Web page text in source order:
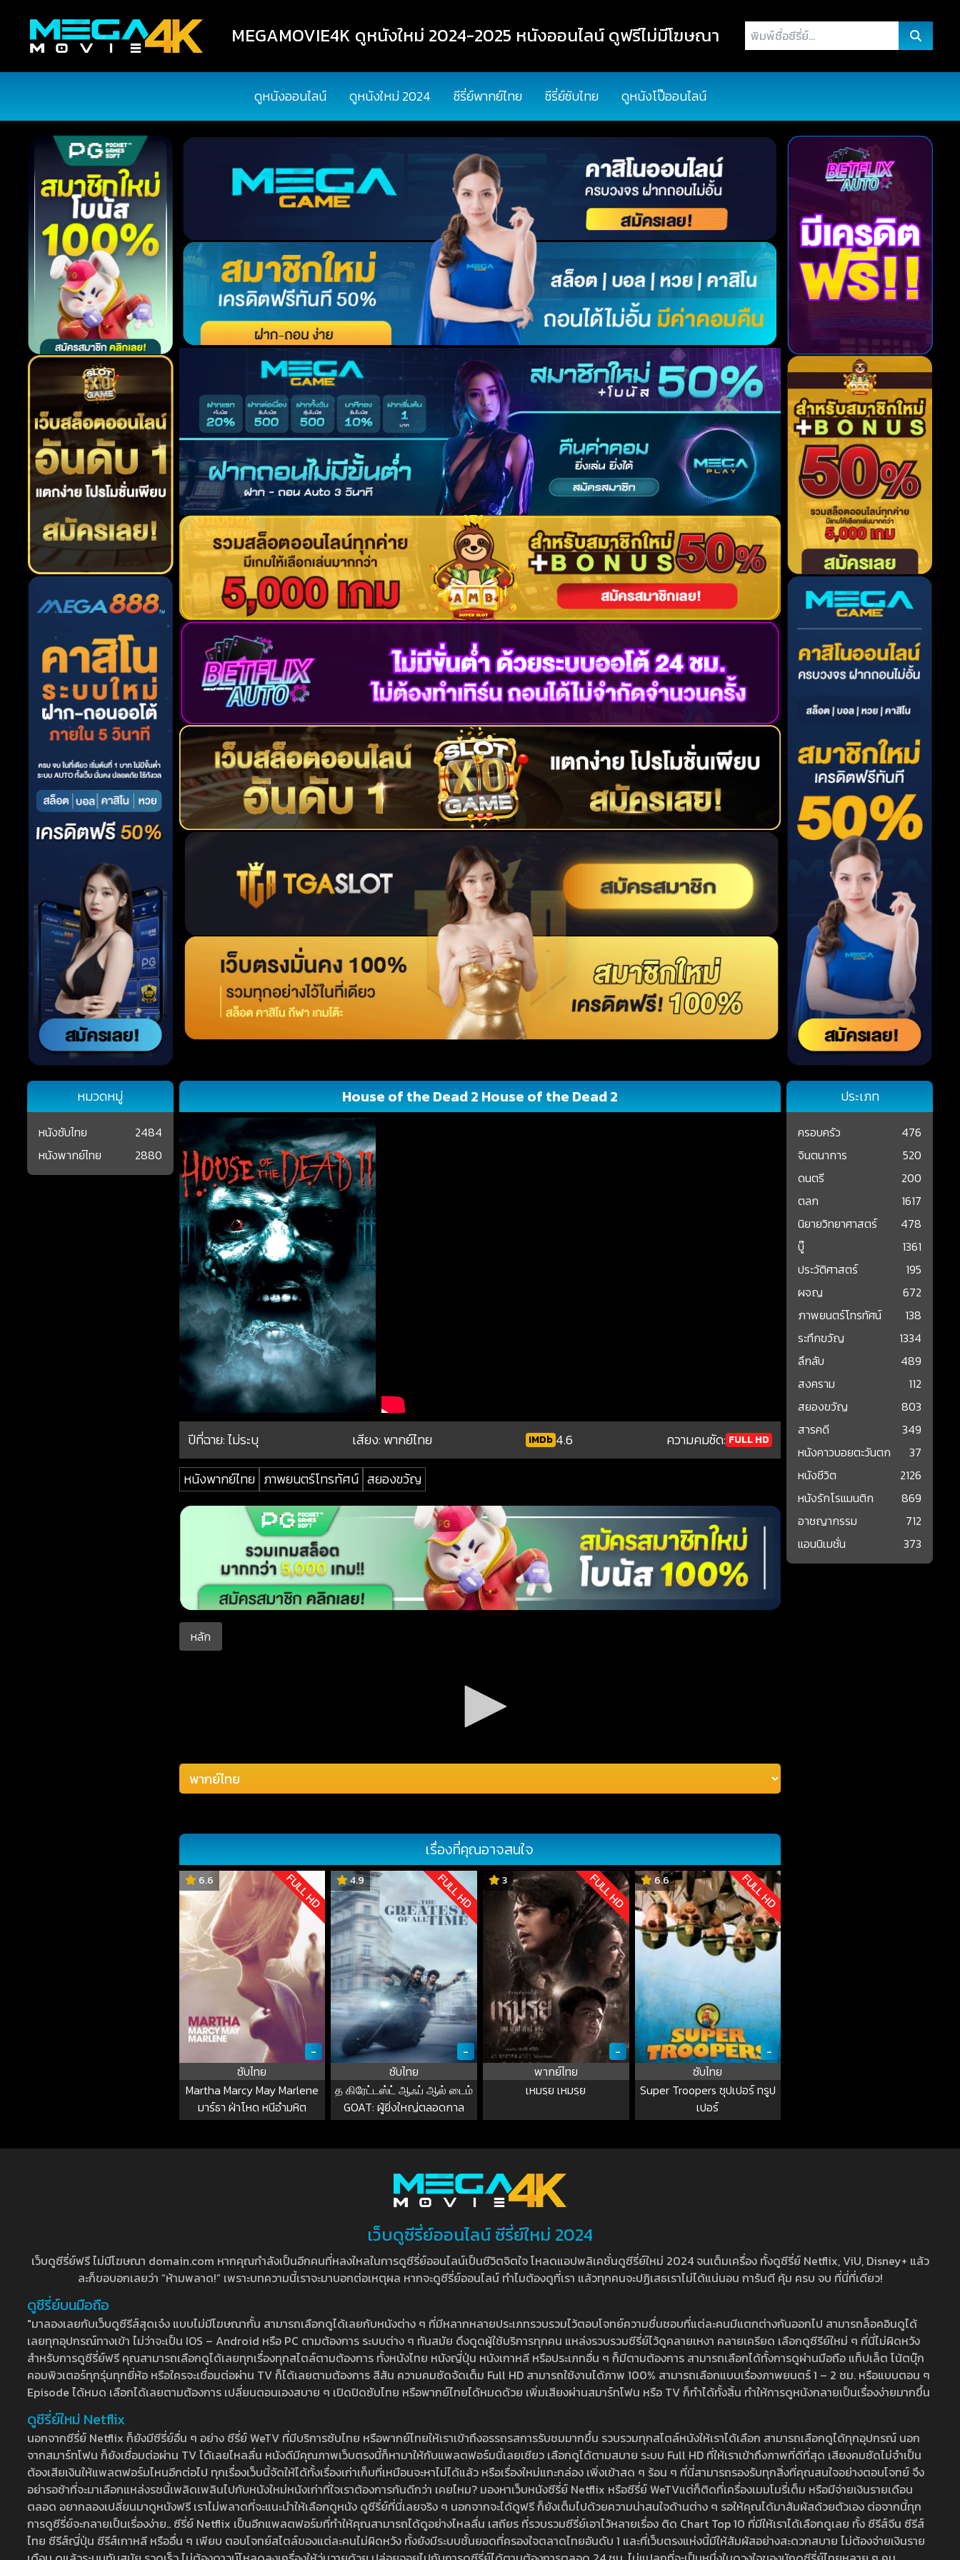
MEGAMOVIE4K ดูหนังใหม่ 2024-2025 หนังออนไลน์ ดูฟรีไม่มีโฆษณา
พิมพ์
ชื่อ
ดูหนังออนไลน์ ดูหนังใหม่ 2024 ซีรี่ย์พากย์ไทย ซีรี่ย์ซับไทย ดูหนังโป๊ออนไลน์
House of the Dead 2 House of the Dead 2
ปีที่ฉาย:ไม่ระบุ เสียง: พากย์ไทย IMDb 4.6 ความคมชัด: FULL HD
หนังพากย์ไทย ภาพยนตร์โทรทัศน์ สยองขวัญ
หลัก
หมวดหมู่
หนังซับไทย
2484
หนังพากย์ไทย
2880
ประเภท
ครอบครัว
476
จินตนาการ
520
ดนตรี
200
ตลก
1617
นิยายวิทยาศาสตร์
478
บู๊
1361
ประวัติศาสตร์
195
ผจญ
672
ภาพยนตร์โทรทัศน์
138
ระทึกขวัญ
1334
ลึกลับ
489
สงคราม
112
สยองขวัญ
803
สารคดี
349
หนังคาวบอยตะวันตก
37
หนังชีวิต
2126
หนังรักโรแมนติก
869
อาชญากรรม
712
แอนนิเมชั่น
373
เรื่องที่คุณอาจสนใจ
6.6 FULL HD
-
ซับไทย
Martha Marcy May Marlene
มาร์ธา ฝ่าโหด หนีอำมหิต
4.9 FULL HD
-
ซับไทย
த கிரேட்டஸ்ட் ஆஃப் ஆல் டைம்
GOAT: ผู้ยิ่งใหญ่ตลอดกาล
3 FULL HD
-
พากย์ไทย
เหมรฺย เหมรฺย
6.6 FULL HD
-
ซับไทย
Super Troopers ซุปเปอร์ ทรูป
เปอร์
เว็บดูซีรี่ย์ออนไลน์ ซีรี่ย์ใหม่ 2024
เว็บดูซีรี่ย์ฟรี ไม่มีโฆษณา domain.com หากคุณกำลังเป็นอีกคนที่หลงใหลในการดูซีรี่ย์ออนไลน์เป็นชีวิตจิตใจ โหลดแอปพลิเคชั่นดูซีรี่ย์ใหม่ 2024 จนเต็มเครื่อง ทั้งดูซีรี่ย์ Netflix, ViU, Disney+ แล้ว
ละก็ขอบอกเลยว่า “ห้ามพลาด!” เพราะบทความนี้เราจะมาบอกต่อเหตุผล หากจะดูซีรี่ย์ออนไลน์ ทำไมต้องดูที่เรา แล้วทุกคนจะปฏิเสธเราไม่ได้แน่นอน การันตี คุ้ม ครบ จบ ที่นี่ที่เดียว!
ดูซีรี่ย์บนมือถือ
"มาลองเลยกับเว็บดูซีรีส์สุดเจ๋ง แบบไม่มีโฆษณากั้น สามารถเลือกดูได้เลยกับหนังต่าง ๆ ที่มีหลากหลายประเภทรวบรวมไว้ตอบโจทย์ความชื่นชอบที่แต่ละคนมีแตกต่างกันออกไป สามารถล็อคอินดูได้
เลยทุกอุปกรณ์ทางเข้า ไม่ว่าจะเป็น IOS – Android หรือ PC ตามต้องการ ระบบต่าง ๆ ทันสมัย ดึงดูดผู้ใช้บริการทุกคน แหล่งรวบรวมซีรี่ย์ไว้ดูคลายเหงา คลายเครียด เลือกดูซีรีย์ใหม่ ๆ ที่นี่ไม่ผิดหวัง
สำหรับการดูซีรี่ย์ฟรี คุณสามารถเลือกดูได้เลยทุกเรื่องทุกสไตล์ตามต้องการ ทั้งหนังไทย หนังญี่ปุ่น หนังเกาหลี หรือประเภทอื่น ๆ ก็มีตามต้องการ สามารถเลือกได้ทั้งการดูผ่านมือถือ แท็ปเล็ต โน้ตบุ๊ก
คอมพิวเตอร์ทุกรุ่นทุกยี่ห้อ หรือใครจะเชื่อมต่อผ่าน TV ก็ได้เลยตามต้องการ สีสัน ความคมชัดจัดเต็ม Full HD สามารถใช้งานได้ภาพ 100% สามารถเลือกแบบเรื่องภาพยนตร์ 1 – 2 ชม. หรือแบบตอน ๆ
Episode ได้หมด เลือกได้เลยตามต้องการ เปลี่ยนตอนเองสบาย ๆ เปิดปิดซับไทย หรือพากย์ไทยได้หมดด้วย เพิ่มเสียงผ่านสมาร์ทโฟน หรือ TV ก็ทำได้ทั้งสิ้น ทำให้การดูหนังกลายเป็นเรื่องง่ายมากขึ้น
ดูซีรี่ย์ใหม่ Netflix
นอกจากซีรี่ย์ Netflix ก็ยังมีซีรี่ย์อื่น ๆ อย่าง ซีรี่ย์ WeTV ที่มีบริการซับไทย หรือพากย์ไทยให้เราเข้าถึงอรรถรสการรับชมมากขึ้น รวบรวมทุกสไตล์หนังให้เราได้เลือก สามารถเลือกดูได้ทุกอุปกรณ์ นอก
จากสมาร์ทโฟน ก็ยังเชื่อมต่อผ่าน TV ได้เลยไหลลื่น หนังดีมีคุณภาพเว็บตรงนี้ก็หามาให้กับแพลตฟอร์มนี้เลยเชียว เลือกดูได้ตามสบาย ระบบ Full HD ที่ให้เราเข้าถึงภาพที่ดีที่สุด เสียงคมชัดไม่จำเป็น
ต้องเสียเงินให้แพลตฟอร์มไหนอีกต่อไป ทุกเรื่องเว็บนี้จัดให้ได้ทั้งเรื่องเก่าเก็บที่เหมือนจะหาไม่ได้แล้ว หรือเรื่องใหม่แกะกล่อง เพิ่งเข้าสด ๆ ร้อน ๆ ที่นี่สามารถรองรับทุกสิ่งที่คุณสนใจอย่างตอบโจทย์ จึง
อย่ารอช้าที่จะมาเลือกแหล่งรชนี้เพลิดเพลินไปกับหนังใหม่หนังเก่าที่ใจเราต้องการกันดีกว่า เคยไหม? มองหาเว็บหนังซีรี่ย์ Netflix หรือซีรี่ย์ WeTVแต่ก็ติดที่เครื่องเมมโมรี่เต็ม หรือมีจ่ายเงินรายเดือน
ตลอด อยากลองเปลี่ยนมาดูหนังฟรี เราไม่พลาดที่จะแนะนำให้เลือกดูหนัง ดูซีรี่ย์ที่นี่เลยจริง ๆ นอกจากจะได้ดูฟรี ก็ยังเต็มไปด้วยความน่าสนใจด้านต่าง ๆ รอให้คุณได้มาสัมผัสด้วยตัวเอง ต่อจากนี้ทุก
การดูซีรี่ย์จะกลายเป็นเรื่องง่าย.. ซีรี่ย์ Netflix เป็นอีกแพลตฟอร์มที่ทำให้คุณสามารถได้ดูอย่างไหลลื่น เสถียร ที่รวบรวมซีรี่ย์เอาไว้หลายเรื่อง ติด Chart Top 10 ที่มีให้เราได้เลือกดูเลย ทั้ง ซีรีส์จีน ซีรีส์
ไทย ซีรีส์ญี่ปุ่น ซีรีส์เกาหลี หรืออื่น ๆ เพียบ ตอบโจทย์สไตล์ของแต่ละคนไม่ผิดหวัง ทั้งยังมีระบบชั้นยอดที่ครองใจตลาดไทยอันดับ 1 และที่เว็บตรงแห่งนี้มีให้สัมผัสอย่างสะดวกสบาย ไม่ต้องจ่ายเงินราย